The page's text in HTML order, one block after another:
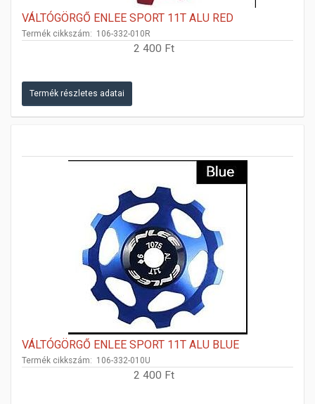
VÁLTÓGÖRGŐ ENLEE SPORT 11T ALU RED
Termék cikkszám: 106-332-010R
2 400 Ft
Termék részletes adatai
VÁLTÓGÖRGŐ ENLEE SPORT 11T ALU BLUE
Termék cikkszám: 106-332-010U
2 400 Ft